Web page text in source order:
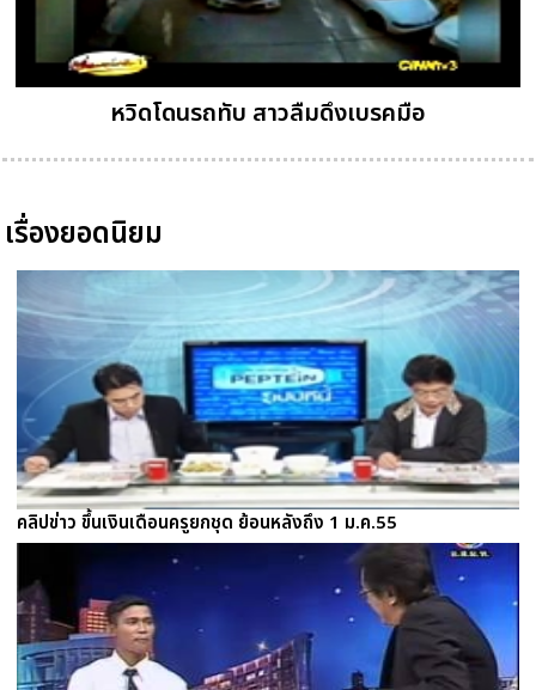
หวิดโดนรถทับ สาวลืมดึงเบรคมือ
เรื่องยอดนิยม
คลิปข่าว ขึ้นเงินเดือนครูยกชุด ย้อนหลังถึง 1 ม.ค.55